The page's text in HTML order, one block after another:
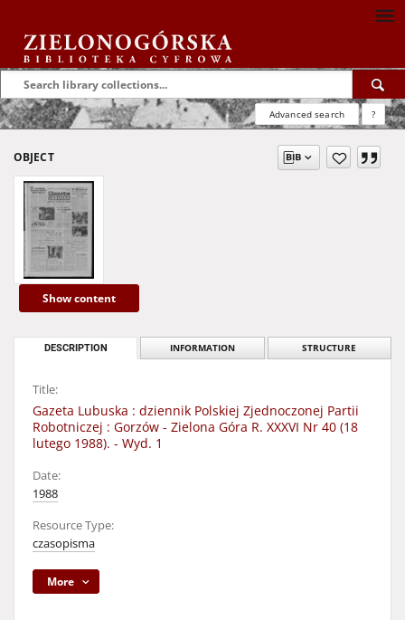
Advanced search ?
OBJECT
Show content
DESCRIPTION INFORMATION STRUCTURE
Title:
Gazeta Lubuska : dziennik Polskiej Zjednoczonej Partii
Robotniczej : Gorzów - Zielona Góra R. XXXVI Nr 40 (18
lutego 1988). - Wyd. 1
Date:
1988
Resource Type:
czasopisma
More